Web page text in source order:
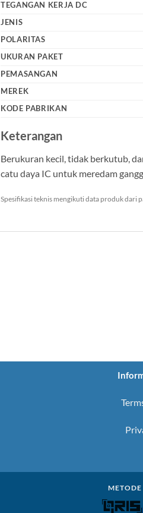
TEGANGAN KERJA DC
JENIS
POLARITAS
UKURAN PAKET
PEMASANGAN
MEREK
KODE PABRIKAN
Keterangan
Berukuran kecil, tidak berkutub,
catu daya IC untuk meredam
Spesifikasi teknis mengikuti data produk dari